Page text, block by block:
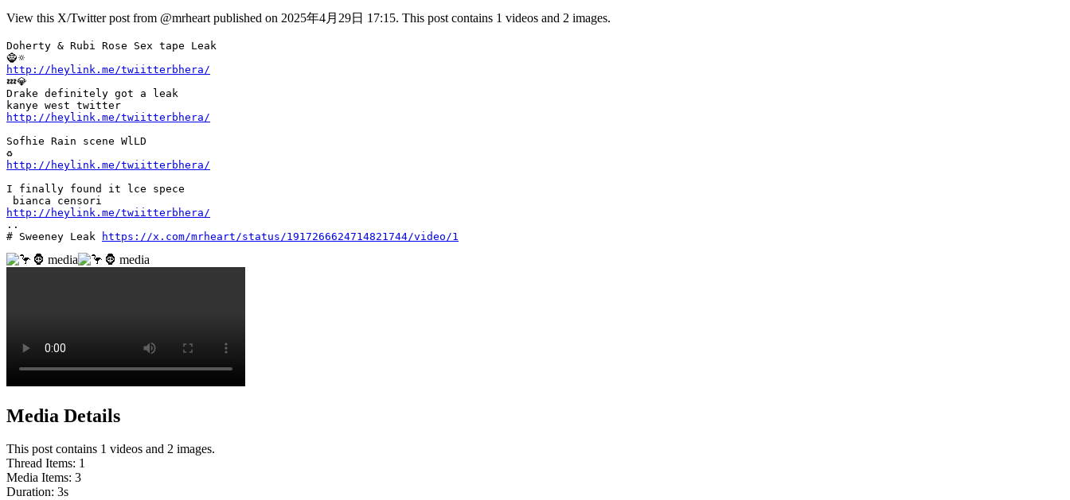
View this X/Twitter post from @mrheart published on 2025年4月29日 17:15. This post contains 1 videos and 2 images.
Doherty & Rubi Rose Sex tape Leak
http://heylink.me/twiitterbhera/
💤💎
Drake definitely got a leak
http://heylink.me/twiitterbhera/
Sofhie Rain scene WlLD
http://heylink.me/twiitterbhera/
I finally found it lce spece
http://heylink.me/twiitterbhera/
..
# Sweeney Leak
https://x.com/mrheart/status/1917266624714821744/video/1
Media Details
This post contains 1 videos and 2 images.
Thread Items: 1
Media Items: 3
Duration: 3s